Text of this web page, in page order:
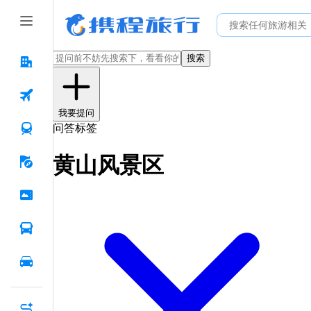
搜索
我要提问
问答标签
黄山风景区